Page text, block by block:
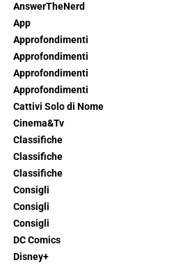
AnswerTheNerd
App
Approfondimenti
Approfondimenti
Approfondimenti
Approfondimenti
Cattivi Solo di Nome
Cinema&Tv
Classifiche
Classifiche
Classifiche
Consigli
Consigli
Consigli
DC Comics
Disney+